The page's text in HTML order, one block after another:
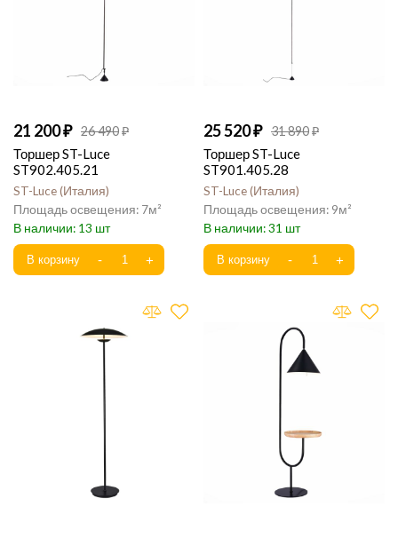
21 200 26 490
Торшер ST-Luce
ST902.405.21
ST-Luce Италия
7
13
25 520 31 890
Торшер ST-Luce
ST901.405.28
ST-Luce Италия
9
31